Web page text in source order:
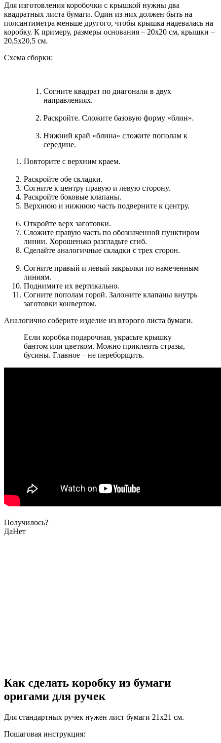
Для изготовления коробочки с крышкой нужны два
квадратных листа бумаги. Один из них должен быть на
полсантиметра меньше другого, чтобы крышка надевалась на
коробку. К примеру, размеры основания – 20х20 см, крышки –
20,5х20,5 см.
Схема сборки:
Согните квадрат по диагонали в двух
направлениях.
Раскройте. Сложите базовую форму «блин».
Нижний край «блина» сложите пополам к
середине.
Повторите с верхним краем.
Раскройте обе складки.
Согните к центру правую и левую сторону.
Раскройте боковые клапаны.
Верхнюю и нижнюю часть подверните к центру.
Откройте верх заготовки.
Сложите правую часть по обозначенной пунктиром
линии. Хорошенько разгладьте сгиб.
Сделайте аналогичные складки с трех сторон.
Согните правый и левый закрылки по намеченным
линиям.
Поднимите их вертикально.
Согните пополам горой. Заложите клапаны внутрь
заготовки конвертом.
Аналогично соберите изделие из второго листа бумаги.
Если коробка подарочная, украсьте крышку
бантом или цветком. Можно приклеить стразы,
бусины. Главное – не переборщить.
Получилось?
ДаНет
Как сделать коробку из бумаги
оригами для ручек
Для стандартных ручек нужен лист бумаги 21х21 см.
Пошаговая инструкция: